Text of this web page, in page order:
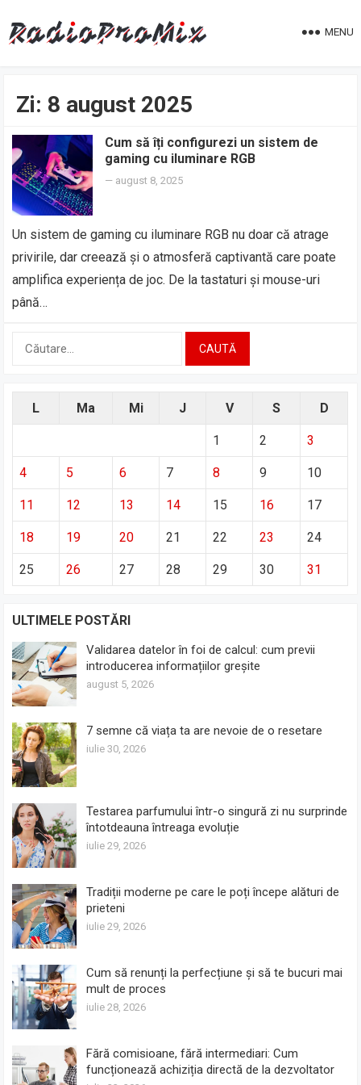
MENU
Zi: 8 august 2025
Cum să îți configurezi un sistem de
gaming cu iluminare RGB
— august 8, 2025
Un sistem de gaming cu iluminare RGB nu doar că atrage
privirile, dar creează și o atmosferă captivantă care poate
amplifica experiența de joc. De la tastaturi și mouse-uri
până…
Caută
L Ma Mi J V S D
1 2 3
4 5 6 7 8 9 10
11 12 13 14 15 16 17
18 19 20 21 22 23 24
25 26 27 28 29 30 31
ULTIMELE POSTĂRI
Validarea datelor în foi de calcul: cum previi
introducerea informațiilor greșite
august 5, 2026
7 semne că viața ta are nevoie de o resetare
iulie 30, 2026
Testarea parfumului într-o singură zi nu surprinde
întotdeauna întreaga evoluție
iulie 29, 2026
Tradiții moderne pe care le poți începe alături de
prieteni
iulie 29, 2026
Cum să renunți la perfecțiune și să te bucuri mai
mult de proces
iulie 28, 2026
Fără comisioane, fără intermediari: Cum
funcționează achiziția directă de la dezvoltator